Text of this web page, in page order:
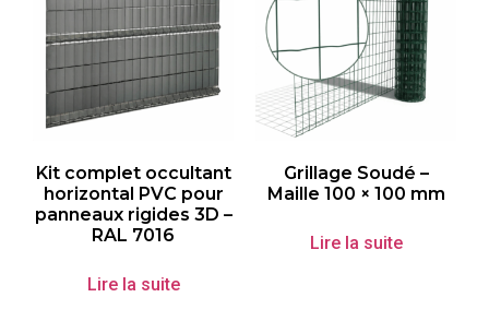
Kit complet occultant
horizontal PVC pour
panneaux rigides 3D –
RAL 7016
Lire la suite
Grillage Soudé –
Maille 100 × 100 mm
Lire la suite